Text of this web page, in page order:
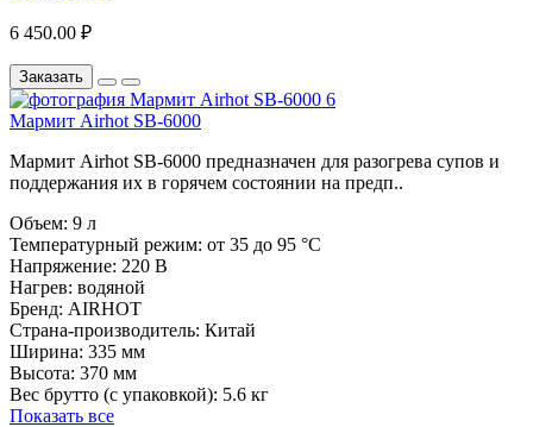
6 450.00 ₽
Заказать
Мармит Airhot SB-6000
Мармит Airhot SB-6000 предназначен для разогрева супов и
поддержания их в горячем состоянии на предп..
Объем: 9 л
Температурный режим: от 35 до 95 °C
Напряжение: 220 В
Нагрев: водяной
Бренд: AIRHOT
Страна-производитель: Китай
Ширина: 335 мм
Высота: 370 мм
Вес брутто (с упаковкой): 5.6 кг
Показать все